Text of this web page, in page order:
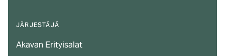
JÄRJESTÄJÄ
Akavan Erityisalat